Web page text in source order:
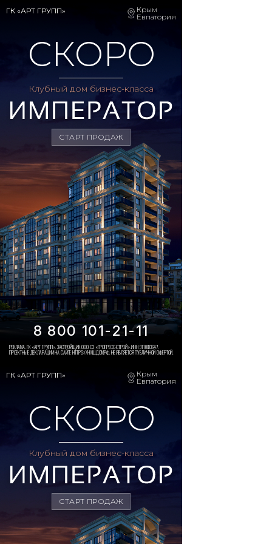
ГК «АРТ ГРУПП»
Крым
Евпатория
СКОРО
Клубный дом бизнес-класса
СТАРТ ПРОДАЖ
8 800 101-21-11
РЕКЛАМА. ГК «АРТ ГРУПП». ЗАСТРОЙЩИК ООО СЗ «ПРОГРЕСС-СТРОЙ». ИНН 9110033647.
ПРОЕКТНЫЕ ДЕКЛАРАЦИИ НА САЙТЕ HTTPS://НАШ.ДОМ.РФ. НЕ ЯВЛЯЕТСЯ ПУБЛИЧНОЙ ОФЕРТОЙ.
ГК «АРТ ГРУПП»
Крым
Евпатория
СКОРО
Клубный дом бизнес-класса
СТАРТ ПРОДАЖ